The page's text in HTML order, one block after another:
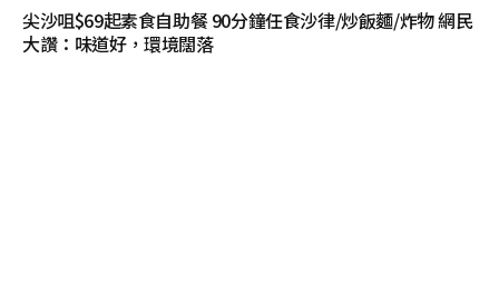
尖沙咀$69起素食自助餐 90分鐘任食沙律/炒飯麵/炸物 網民
大讚：味道好，環境闊落